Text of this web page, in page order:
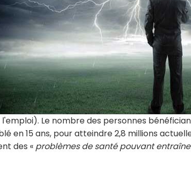
Le nombre des personnes
en 15 ans, pour atteindre 2,8 millions
des « problèmes de santé pouvant